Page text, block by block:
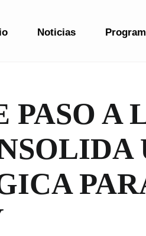
Noticias
PASO A